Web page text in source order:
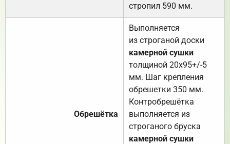
стропил 590 мм.
Обрешётка
Выполняется
из строганой доски
камерной сушки
толщиной 20х95+/-5
мм. Шаг крепления
обрешетки 350 мм.
Контробрешётка
выполняется из
строганого бруска
камерной сушки